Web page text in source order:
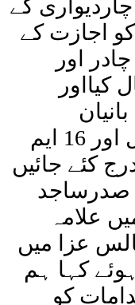
کے
اجازت کے
اور
کیااور
مجالس کو فورتھ شیڈول اور 16 ایم
کئے جائیں
صدرساجد
علامہ
عزا میں
کہا ہم
کو